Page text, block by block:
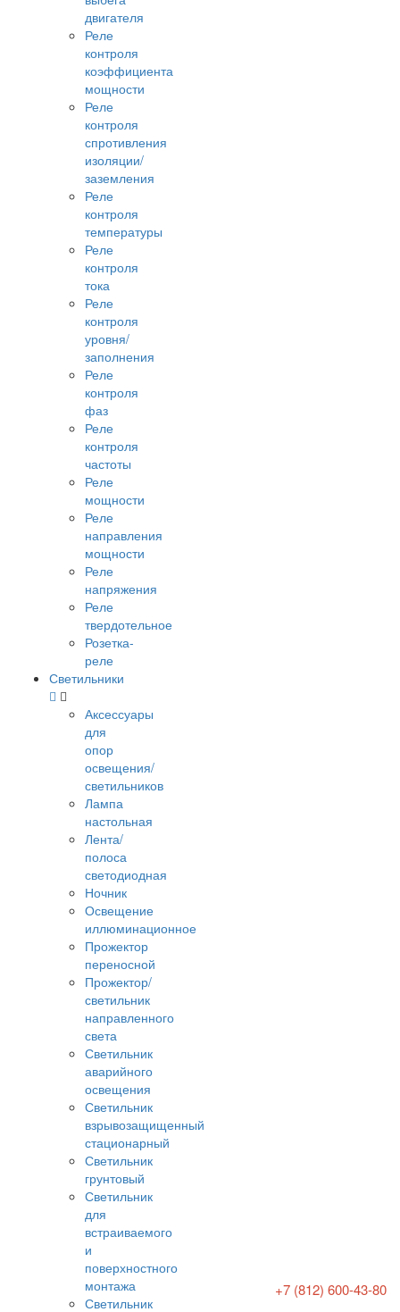
двигателя
Реле
контроля
коэффициента
мощности
Реле
контроля
спротивления
изоляции/
заземления
Реле
контроля
температуры
Реле
контроля
тока
Реле
контроля
уровня/
заполнения
Реле
контроля
фаз
Реле
контроля
частоты
Реле
мощности
Реле
направления
мощности
Реле
напряжения
Реле
твердотельное
Розетка-
реле
Светильники
Аксессуары
для
опор
освещения/
светильников
Лампа
настольная
Лента/
полоса
светодиодная
Ночник
Освещение
иллюминационное
Прожектор
переносной
Прожектор/
светильник
направленного
света
Светильник
аварийного
освещения
Светильник
взрывозащищенный
стационарный
Светильник
грунтовый
Светильник
для
встраиваемого
и
поверхностного
монтажа
Светильник
+7 (812) 600-43-80